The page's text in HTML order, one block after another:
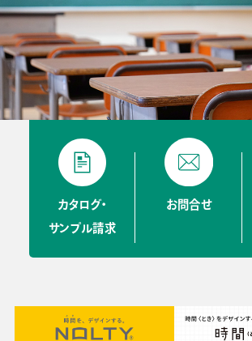
カタログ・
サンプル請求
お問合せ